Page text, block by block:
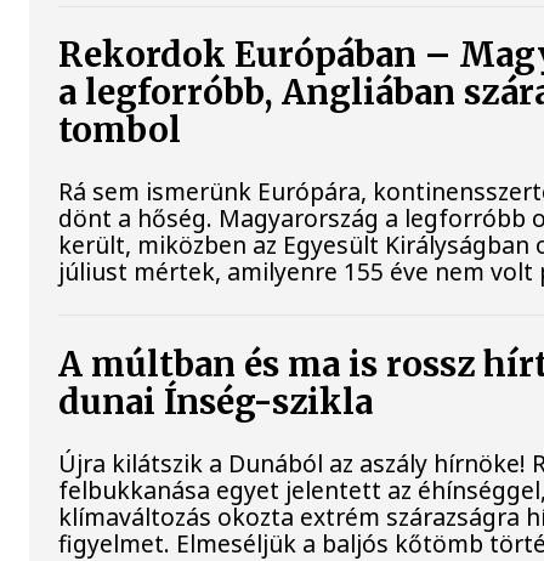
Rekordok Európában –
a legforróbb, Angliában
tombol
Rá sem ismerünk Európára,
dönt a hőség. Magyarország a legforróbb
került, miközben az Egyesült Királyságban
júliust mértek, amilyenre 155 éve nem
A múltban és ma is rossz
dunai Ínség-szikla
Újra kilátszik a Dunából az aszály hírnöke!
felbukkanása egyet jelentett az
klímaváltozás okozta extrém szárazságra
figyelmet. Elmeséljük a baljós kőtömb